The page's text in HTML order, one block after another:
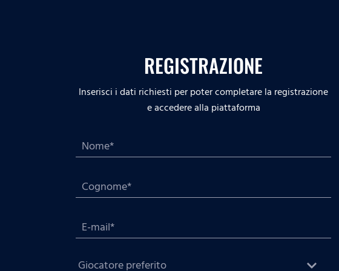
REGISTRAZIONE
Inserisci i dati richiesti per poter completare la registrazione
e accedere alla piattaforma